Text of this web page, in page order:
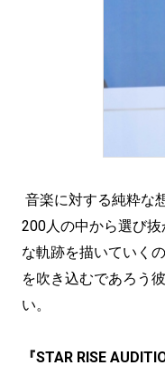
音楽に対する純粋な
200人の中から選び
な軌跡を描いていく
を吹き込むであろう
い。
『STAR RISE